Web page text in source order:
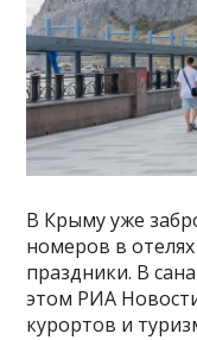
В Крыму уже
номеров в
праздники. В
этом РИА
курортов и